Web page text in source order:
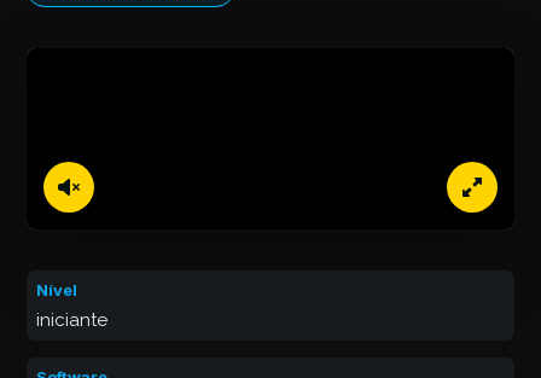
Nível
iniciante